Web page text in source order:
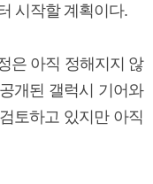
시작할 계획이다.
은 아직 정해지지 않
개된 갤럭시 기어와
토하고 있지만 아직